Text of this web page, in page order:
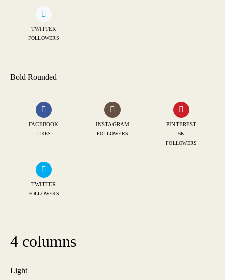
TWITTER
FOLLOWERS
Bold Rounded
FACEBOOK
LIKES
INSTAGRAM
FOLLOWERS
PINTEREST
6K
FOLLOWERS
TWITTER
FOLLOWERS
4 columns
Light